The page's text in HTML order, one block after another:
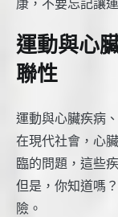
康，不要忘記讓
運動與心
聯性
運動與心臟疾病
在現代社會，心
臨的問題，這些
但是，你知道嗎
險。